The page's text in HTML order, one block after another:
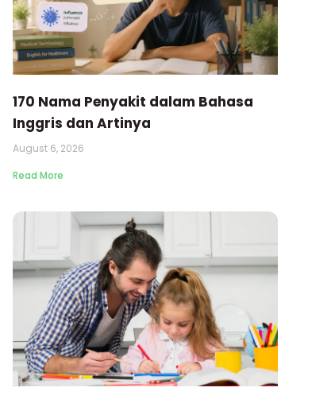
170 Nama Penyakit dalam Bahasa
Inggris dan Artinya
August 6, 2026
Read More